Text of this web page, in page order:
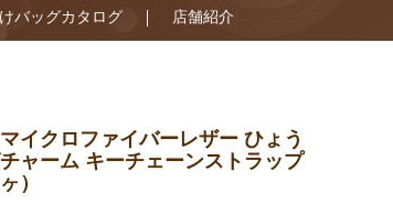
バッグカタログ 店舗紹介
イクロファイバーレザー ひょう
ャーム キーチェーンストラップ
）